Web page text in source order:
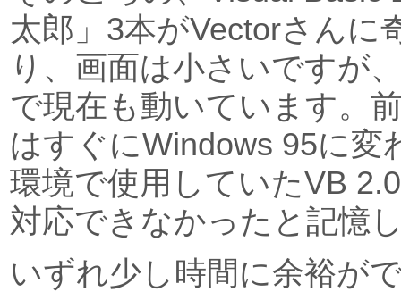
太郎」3本がVectorさんに
り、画面は小さいですが
で現在も動いています。
はすぐにWindows 95に変
環境で使用していたVB
対応できなかったと記憶
いずれ少し時間に余裕が